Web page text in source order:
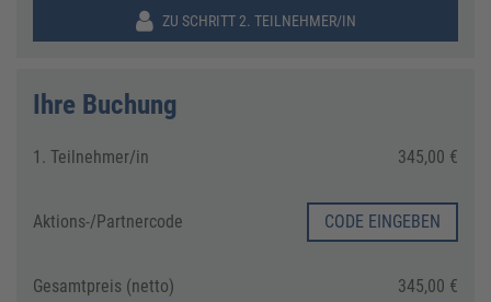
ZU SCHRITT 2. TEILNEHMER/IN
Ihre Buchung
1. Teilnehmer/in 345,00 €
Aktions-/Partnercode CODE EINGEBEN
Gesamtpreis (netto)
345,00 €